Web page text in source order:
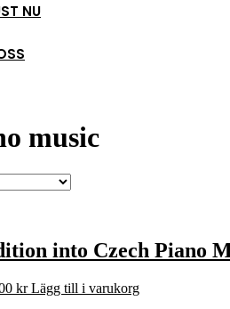
NU
music
into Czech Piano
krDet
Lägg till i varukorg